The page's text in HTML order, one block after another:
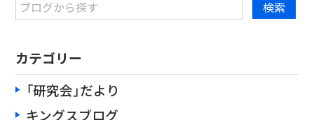
カテゴリー
「研究会」だより
キングスブログ